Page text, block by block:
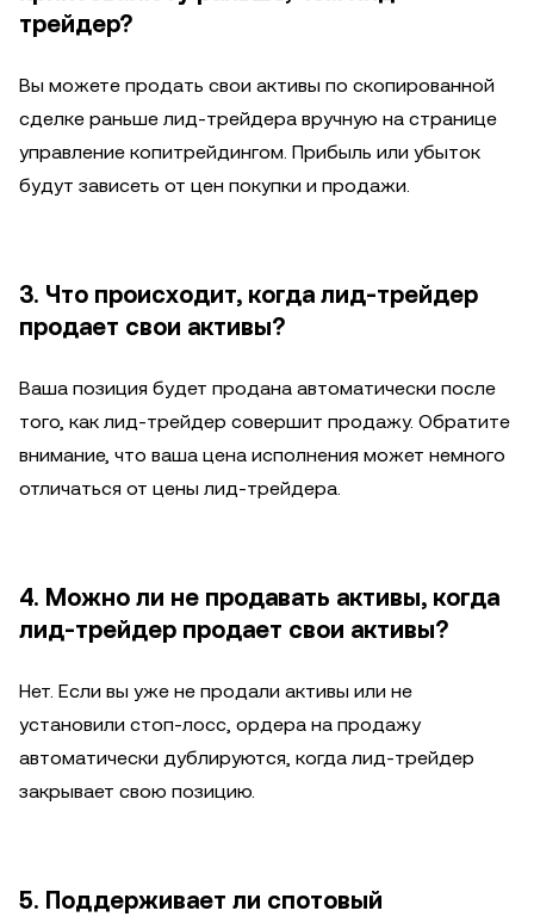
трейдер?
Вы можете продать свои активы по скопированной
сделке раньше лид-трейдера вручную на странице
управление копитрейдингом. Прибыль или убыток
будут зависеть от цен покупки и продажи.
3. Что происходит, когда лид-трейдер
продает свои активы?
Ваша позиция будет продана автоматически после
того, как лид-трейдер совершит продажу. Обратите
внимание, что ваша цена исполнения может немного
отличаться от цены лид-трейдера.
4. Можно ли не продавать активы, когда
лид-трейдер продает свои активы?
Нет. Если вы уже не продали активы или не
установили стоп-лосс, ордера на продажу
автоматически дублируются, когда лид-трейдер
закрывает свою позицию.
5. Поддерживает ли спотовый